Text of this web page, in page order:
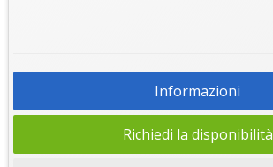
Informazioni
Richiedi la disponibilità